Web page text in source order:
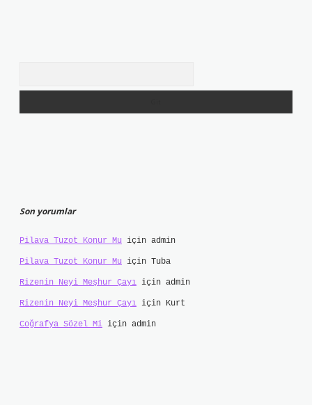
Son yorumlar
Pilava Tuzot Konur Mu için admin
Pilava Tuzot Konur Mu için Tuba
Rizenin Neyi Meşhur Çayı için admin
Rizenin Neyi Meşhur Çayı için Kurt
Coğrafya Sözel Mi için admin